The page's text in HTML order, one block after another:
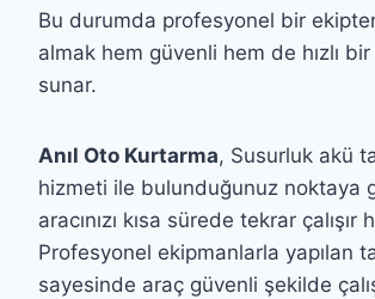
Bu durumda profesyonel bir
almak hem güvenli hem de hızlı
sunar.
Anıl Oto Kurtarma, Susurluk akü
hizmeti ile bulunduğunuz noktaya
aracınızı kısa sürede tekrar çalışır
Profesyonel ekipmanlarla yapılan
sayesinde araç güvenli şekilde